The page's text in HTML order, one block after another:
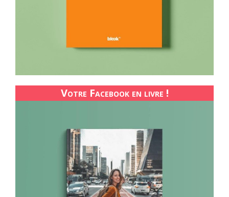
Votre Facebook en livre !